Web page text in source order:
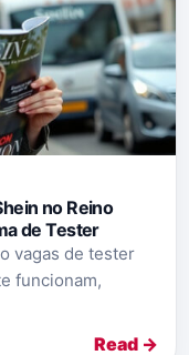
no Reino
de Tester
vagas de tester
funcionam,
Read →